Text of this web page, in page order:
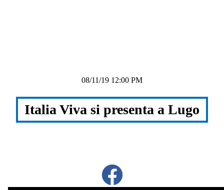
08/11/19 12:00 PM
Italia Viva si presenta a Lugo